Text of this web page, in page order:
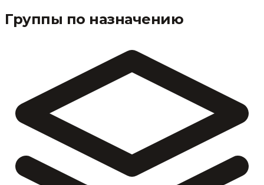
Группы по назначению